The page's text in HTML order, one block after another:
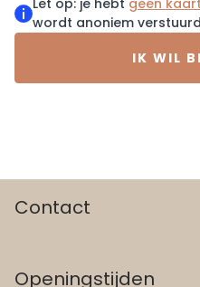
Let op: je hebt geen kaart
wordt anoniem
IK WIL
Contact
Openingstijden